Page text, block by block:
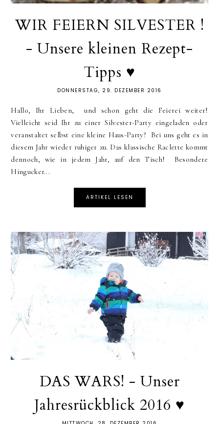
WIR FEIERN SILVESTER !
- Unsere kleinen Rezept-
Tipps ♥
DONNERSTAG, 29. DEZEMBER 2016
Hallo, Ihr Lieben, und schon geht die Feierei weiter!
Vielleicht seid Ihr zu einer Silvester-Party eingeladen oder
veranstaltet selbst eine kleine Haus-Party? Bei uns geht es in
diesem Jahr wieder ruhiger zu. Das klassische Raclette kommt
dennoch, wie in jedem Jahr, auf den Tisch! Besondere
Hingucker...
ARTIKEL LESEN
DAS WARS! - Unser
Jahresrückblick 2016 ♥